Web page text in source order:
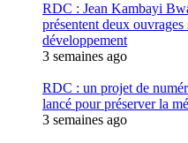
RDC : Jean Kambayi
présentent deux
développement
3 semaines ago
RDC : un projet de
lancé pour préserver la
3 semaines ago